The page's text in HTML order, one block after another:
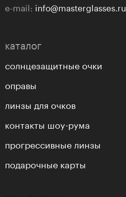
e-mail: info@masterglasses.ru
каталог
солнцезащитные очки
оправы
линзы для очков
контакты шоу-рума
прогрессивные линзы
подарочные карты